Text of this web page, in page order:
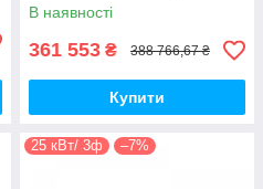
В наявності
361 553 ₴ 388 766,67 ₴
Купити
25 кВт/ 3ф –7%